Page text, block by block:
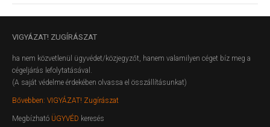
VIGYÁZAT! ZUGÍRÁSZAT
ha nem közvetlenül ügyvédet/közjegyzőt, hanem valamilyen céget bíz meg a
cégeljárás lefolytatásával.
(A saját védelme érdekében olvassa el összállításunkat)
Bővebben: VIGYÁZAT! Zugírászat
Megbízható ÜGYVÉD keresés